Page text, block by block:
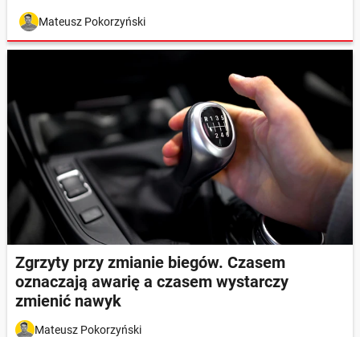
Mateusz Pokorzyński
Zgrzyty przy zmianie biegów. Czasem
oznaczają awarię a czasem wystarczy
zmienić nawyk
Mateusz Pokorzyński